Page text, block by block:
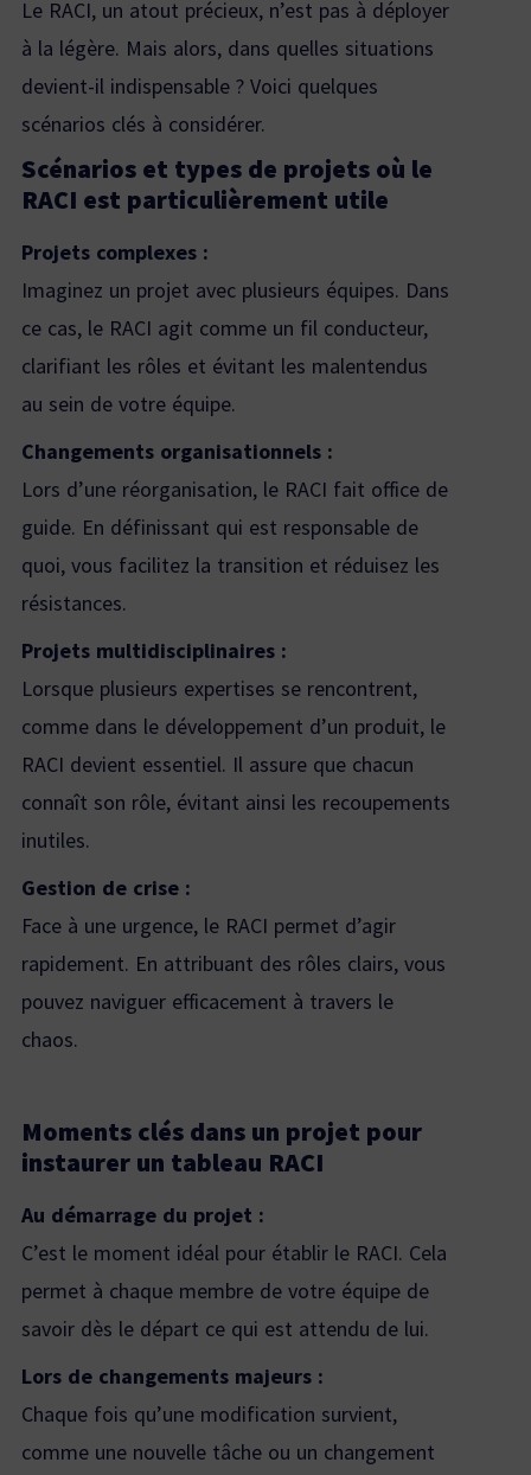
Le RACI, un atout précieux, n’est pas à déployer
à la légère. Mais alors, dans quelles situations
devient-il indispensable ? Voici quelques
scénarios clés à considérer.
Scénarios et types de projets où le
RACI est particulièrement utile
Projets complexes :
Imaginez un projet avec plusieurs équipes. Dans
ce cas, le RACI agit comme un fil conducteur,
clarifiant les rôles et évitant les malentendus
au sein de votre équipe.
Changements organisationnels :
Lors d’une réorganisation, le RACI fait office de
guide. En définissant qui est responsable de
quoi, vous facilitez la transition et réduisez les
résistances.
Projets multidisciplinaires :
Lorsque plusieurs expertises se rencontrent,
comme dans le développement d’un produit, le
RACI devient essentiel. Il assure que chacun
connaît son rôle, évitant ainsi les recoupements
inutiles.
Gestion de crise :
Face à une urgence, le RACI permet d’agir
rapidement. En attribuant des rôles clairs, vous
pouvez naviguer efficacement à travers le
chaos.
Moments clés dans un projet pour
instaurer un tableau RACI
Au démarrage du projet :
C’est le moment idéal pour établir le RACI. Cela
permet à chaque membre de votre équipe de
savoir dès le départ ce qui est attendu de lui.
Lors de changements majeurs :
Chaque fois qu’une modification survient,
comme une nouvelle tâche ou un changement